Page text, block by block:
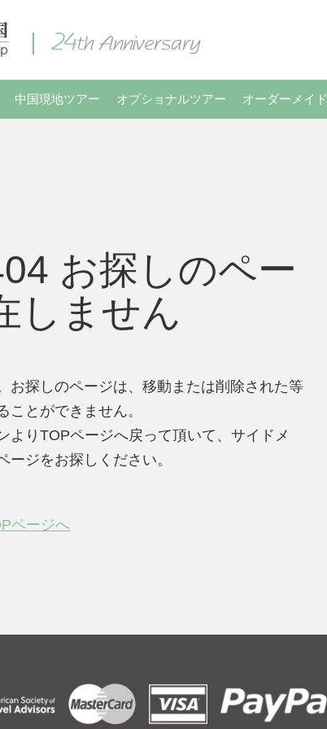
中国現地ツアー オプショナルツアー オーダーメイド
お探しのペー
しません
お探しのページは、移動または削除された等
ことができません。
よりTOPページへ戻って頂いて、サイドメ
ージをお探しください。
ページへ